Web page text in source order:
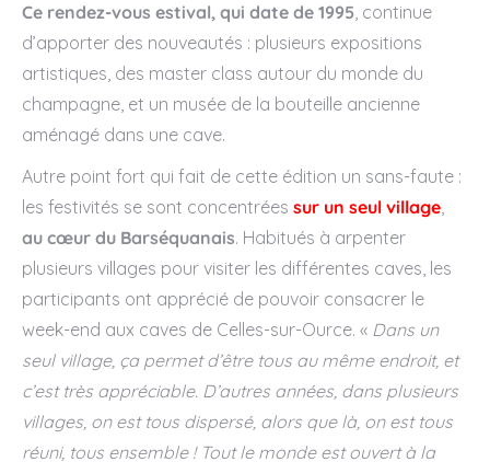
Ce rendez-vous estival, qui date de 1995, continue
d’apporter des nouveautés : plusieurs expositions
artistiques, des master class autour du monde du
champagne, et un musée de la bouteille ancienne
aménagé dans une cave.
Autre point fort qui fait de cette édition un sans-faute :
les festivités se sont concentrées sur un seul village,
au cœur du Barséquanais. Habitués à arpenter
plusieurs villages pour visiter les différentes caves, les
participants ont apprécié de pouvoir consacrer le
week-end aux caves de Celles-sur-Ource. « Dans un
seul village, ça permet d’être tous au même endroit, et
c’est très appréciable. D’autres années, dans plusieurs
villages, on est tous dispersé, alors que là, on est tous
réuni, tous ensemble ! Tout le monde est ouvert à la